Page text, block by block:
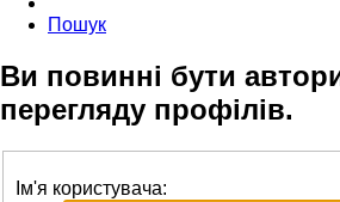
Пошук
Ви повинні бути
перегляду профілів.
Ім'я користувача: